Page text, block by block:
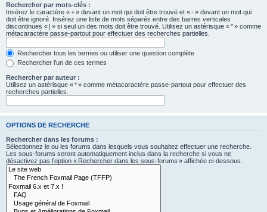
Rechercher par mots-clés :
Insérez le caractère « + » devant un mot qui doit être trouvé et « - » devant un mot qui
doit être ignoré. Insérez une liste de mots séparés entre des barres verticales
discontinues « | » si seul un des mots doit être trouvé. Utilisez un astérisque « * » comme
métacaractère passe-partout pour effectuer des recherches partielles.
Rechercher tous les termes ou utiliser une question complète
Rechercher l’un de ces termes
Rechercher par auteur :
Utilisez un astérisque « * » comme métacaractère passe-partout pour effectuer des
recherches partielles.
OPTIONS DE RECHERCHE
Rechercher dans les forums :
Sélectionnez le ou les forums dans lesquels vous souhaitez effectuer une recherche.
Les sous-forums seront automatiquement inclus dans la recherche si vous ne
désactivez pas l’option « Rechercher dans les sous-forums » affichée ci-dessous.